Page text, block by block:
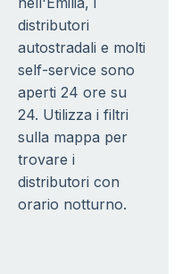
distributori
autostradali e molti
self-service sono
aperti 24 ore su
24. Utilizza i filtri
sulla mappa per
trovare i
distributori con
orario notturno.